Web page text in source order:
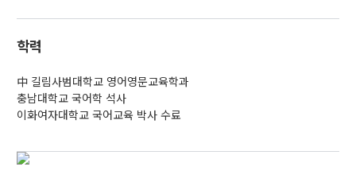
학력
中 길림사범대학교 영어영문교육학과
충남대학교 국어학 석사
이화여자대학교 국어교육 박사 수료